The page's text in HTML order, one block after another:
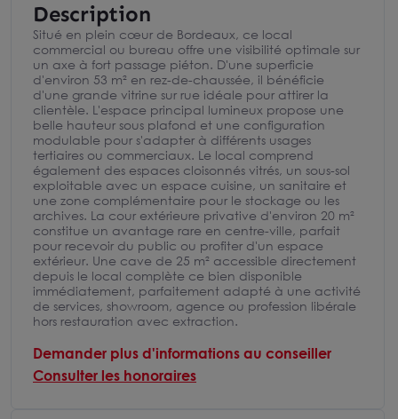
Description
Situé en plein cœur de Bordeaux, ce local
commercial ou bureau offre une visibilité optimale sur
un axe à fort passage piéton. D'une superficie
d'environ 53 m² en rez-de-chaussée, il bénéficie
d'une grande vitrine sur rue idéale pour attirer la
clientèle. L'espace principal lumineux propose une
belle hauteur sous plafond et une configuration
modulable pour s'adapter à différents usages
tertiaires ou commerciaux. Le local comprend
également des espaces cloisonnés vitrés, un sous-sol
exploitable avec un espace cuisine, un sanitaire et
une zone complémentaire pour le stockage ou les
archives. La cour extérieure privative d'environ 20 m²
constitue un avantage rare en centre-ville, parfait
pour recevoir du public ou profiter d'un espace
extérieur. Une cave de 25 m² accessible directement
depuis le local complète ce bien disponible
immédiatement, parfaitement adapté à une activité
de services, showroom, agence ou profession libérale
hors restauration avec extraction.
Demander plus d'informations au conseiller
Consulter les honoraires